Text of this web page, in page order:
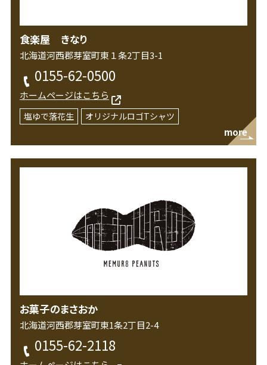
食楽屋 きなり
北海道河西郡芽室町東１条2丁目3-1
0155-62-0500
ホームページはこちら
塩ゆで落花生 オリジナルロゴTシャツ
more
お菓子のまさおか
北海道河西郡芽室町東1条2丁目2-4
0155-62-2118